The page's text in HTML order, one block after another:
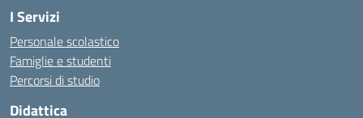
I Servizi
Personale scolastico
Famiglie e studenti
Percorsi di studio
Didattica